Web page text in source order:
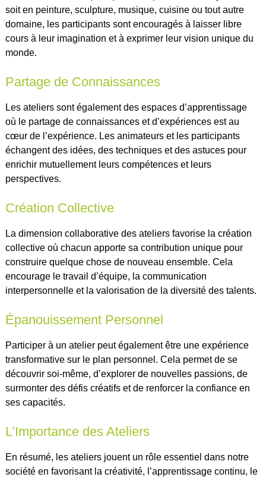
soit en peinture, sculpture, musique, cuisine ou tout autre
domaine, les participants sont encouragés à laisser libre
cours à leur imagination et à exprimer leur vision unique du
monde.
Partage de Connaissances
Les ateliers sont également des espaces d’apprentissage
où le partage de connaissances et d’expériences est au
cœur de l’expérience. Les animateurs et les participants
échangent des idées, des techniques et des astuces pour
enrichir mutuellement leurs compétences et leurs
perspectives.
Création Collective
La dimension collaborative des ateliers favorise la création
collective où chacun apporte sa contribution unique pour
construire quelque chose de nouveau ensemble. Cela
encourage le travail d’équipe, la communication
interpersonnelle et la valorisation de la diversité des talents.
Épanouissement Personnel
Participer à un atelier peut également être une expérience
transformative sur le plan personnel. Cela permet de se
découvrir soi-même, d’explorer de nouvelles passions, de
surmonter des défis créatifs et de renforcer la confiance en
ses capacités.
L’Importance des Ateliers
En résumé, les ateliers jouent un rôle essentiel dans notre
société en favorisant la créativité, l’apprentissage continu, le